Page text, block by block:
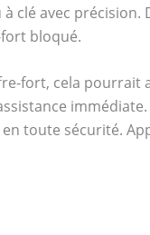
clé avec
bloqué.
fort, cela
toute sécurité.